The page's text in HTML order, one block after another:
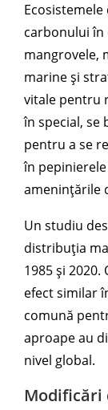
carbonului în
mangrovele,
marine și
vitale pentru
în special, se
pentru a se
în
amenințările
Un studiu
distribuția
1985 și
efect similar
comună
aproape au
nivel global.
Modificări